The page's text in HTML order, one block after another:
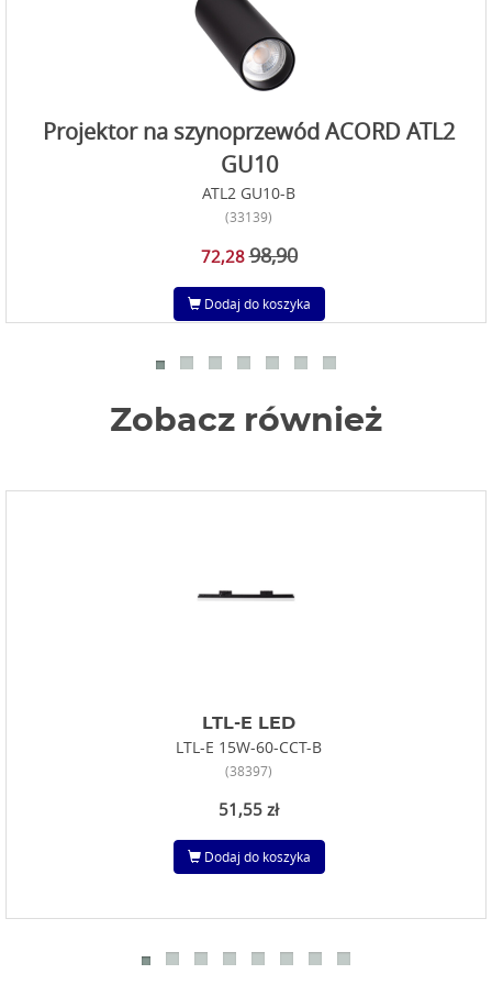
Projektor na szynoprzewód ACORD ATL2
GU10
ATL2 GU10-B
(33139)
72,28 98,90
Dodaj do koszyka
Zobacz również
LTL-E LED
LTL-E 15W-60-CCT-B
(38397)
51,55 zł
Dodaj do koszyka